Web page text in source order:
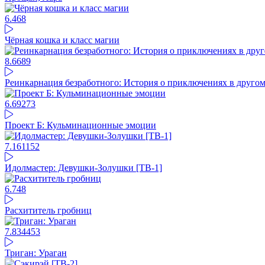
6.468
Чёрная кошка и класс магии
8.6689
Реинкарнация безработного: История о приключениях в
6.69273
Проект Б: Кульминационные эмоции
7.161152
Идолмастер: Девушки-Золушки [ТВ-1]
6.748
Расхититель гробниц
7.834453
Триган: Ураган